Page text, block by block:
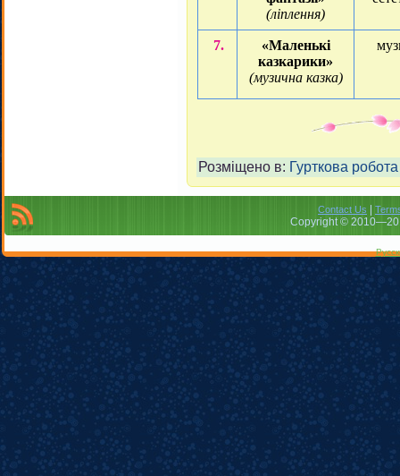
(ліплення)
7.
«Маленькі
казкарики»
(музична казка)
Розміщено в: Гурткова робота
Contact Us
Copyright ©